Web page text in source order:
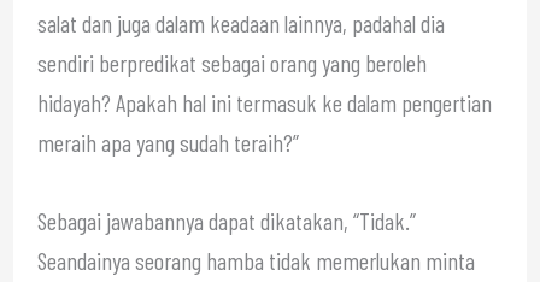
salat dan juga dalam keadaan lainnya, padahal dia
sendiri berpredikat sebagai orang yang beroleh
hidayah? Apakah hal ini termasuk ke dalam pengertian
meraih apa yang sudah teraih?”
Sebagai jawabannya dapat dikatakan, “Tidak.”
Seandainya seorang hamba tidak memerlukan minta